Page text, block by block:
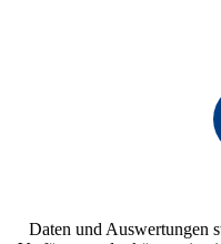
Daten und Auswer­tungen